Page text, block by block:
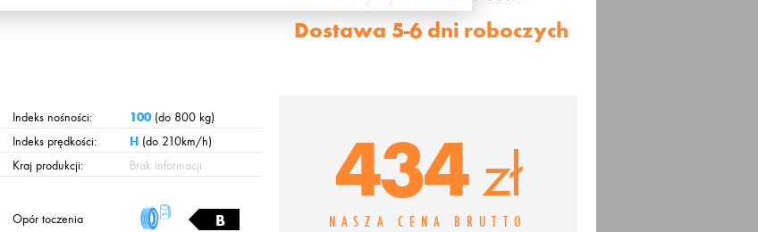
Dostawa 5-6 dni roboczych
Indeks nośności: 100 (do 800 kg)
Indeks prędkości:
H (do 210km/h)
Kraj produkcji:
Brak informacji
Opór toczenia B
434 zł
NASZA CENA BRUTTO